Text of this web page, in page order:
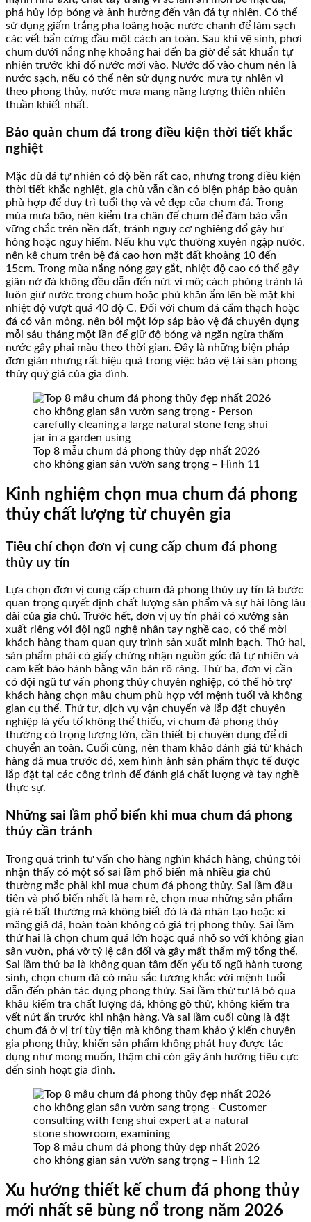
phá hủy lớp bóng và ảnh hưởng đến vân đá tự nhiên. Có thể
sử dụng giấm trắng pha loãng hoặc nước chanh để làm sạch
các vết bẩn cứng đầu một cách an toàn. Sau khi vệ sinh, phơi
chum dưới nắng nhẹ khoảng hai đến ba giờ để sát khuẩn tự
nhiên trước khi đổ nước mới vào. Nước đổ vào chum nên là
nước sạch, nếu có thể nên sử dụng nước mưa tự nhiên vì
theo phong thủy, nước mưa mang năng lượng thiên nhiên
thuần khiết nhất.
Bảo quản chum đá trong điều kiện thời tiết khắc
nghiệt
Mặc dù đá tự nhiên có độ bền rất cao, nhưng trong điều kiện
thời tiết khắc nghiệt, gia chủ vẫn cần có biện pháp bảo quản
phù hợp để duy trì tuổi thọ và vẻ đẹp của chum đá. Trong
mùa mưa bão, nên kiểm tra chân đế chum để đảm bảo vẫn
vững chắc trên nền đất, tránh nguy cơ nghiêng đổ gây hư
hỏng hoặc nguy hiểm. Nếu khu vực thường xuyên ngập nước,
nên kê chum trên bệ đá cao hơn mặt đất khoảng 10 đến
15cm. Trong mùa nắng nóng gay gắt, nhiệt độ cao có thể gây
giãn nở đá không đều dẫn đến nứt vi mô; cách phòng tránh là
luôn giữ nước trong chum hoặc phủ khăn ẩm lên bề mặt khi
nhiệt độ vượt quá 40 độ C. Đối với chum đá cẩm thạch hoặc
đá có vân mỏng, nên bôi một lớp sáp bảo vệ đá chuyên dụng
mỗi sáu tháng một lần để giữ độ bóng và ngăn ngừa thấm
nước gây phai màu theo thời gian. Đây là những biện pháp
đơn giản nhưng rất hiệu quả trong việc bảo vệ tài sản phong
thủy quý giá của gia đình.
Top 8 mẫu chum đá phong thủy đẹp nhất 2026
cho không gian sân vườn sang trọng – Hình 11
Kinh nghiệm chọn mua chum đá phong
thủy chất lượng từ chuyên gia
Tiêu chí chọn đơn vị cung cấp chum đá phong
thủy uy tín
Lựa chọn đơn vị cung cấp chum đá phong thủy uy tín là bước
quan trọng quyết định chất lượng sản phẩm và sự hài lòng lâu
dài của gia chủ. Trước hết, đơn vị uy tín phải có xưởng sản
xuất riêng với đội ngũ nghệ nhân tay nghề cao, có thể mời
khách hàng tham quan quy trình sản xuất minh bạch. Thứ hai,
sản phẩm phải có giấy chứng nhận nguồn gốc đá tự nhiên và
cam kết bảo hành bằng văn bản rõ ràng. Thứ ba, đơn vị cần
có đội ngũ tư vấn phong thủy chuyên nghiệp, có thể hỗ trợ
khách hàng chọn mẫu chum phù hợp với mệnh tuổi và không
gian cụ thể. Thứ tư, dịch vụ vận chuyển và lắp đặt chuyên
nghiệp là yếu tố không thể thiếu, vì chum đá phong thủy
thường có trọng lượng lớn, cần thiết bị chuyên dụng để di
chuyển an toàn. Cuối cùng, nên tham khảo đánh giá từ khách
hàng đã mua trước đó, xem hình ảnh sản phẩm thực tế được
lắp đặt tại các công trình để đánh giá chất lượng và tay nghề
thực sự.
Những sai lầm phổ biến khi mua chum đá phong
thủy cần tránh
Trong quá trình tư vấn cho hàng nghìn khách hàng, chúng tôi
nhận thấy có một số sai lầm phổ biến mà nhiều gia chủ
thường mắc phải khi mua chum đá phong thủy. Sai lầm đầu
tiên và phổ biến nhất là ham rẻ, chọn mua những sản phẩm
giá rẻ bất thường mà không biết đó là đá nhân tạo hoặc xi
măng giả đá, hoàn toàn không có giá trị phong thủy. Sai lầm
thứ hai là chọn chum quá lớn hoặc quá nhỏ so với không gian
sân vườn, phá vỡ tỷ lệ cân đối và gây mất thẩm mỹ tổng thể.
Sai lầm thứ ba là không quan tâm đến yếu tố ngũ hành tương
sinh, chọn chum đá có màu sắc tương khắc với mệnh tuổi
dẫn đến phản tác dụng phong thủy. Sai lầm thứ tư là bỏ qua
khâu kiểm tra chất lượng đá, không gõ thử, không kiểm tra
vết nứt ẩn trước khi nhận hàng. Và sai lầm cuối cùng là đặt
chum đá ở vị trí tùy tiện mà không tham khảo ý kiến chuyên
gia phong thủy, khiến sản phẩm không phát huy được tác
dụng như mong muốn, thậm chí còn gây ảnh hưởng tiêu cực
đến sinh hoạt gia đình.
Top 8 mẫu chum đá phong thủy đẹp nhất 2026
cho không gian sân vườn sang trọng – Hình 12
Xu hướng thiết kế chum đá phong thủy
mới nhất sẽ bùng nổ trong năm 2026